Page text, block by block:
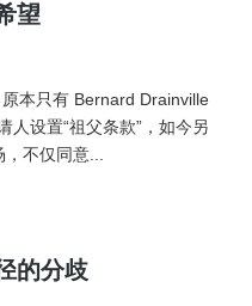
望
本只有 Bernard Drainville
人设置“祖父条款”，如今另
不仅同意...
的分歧